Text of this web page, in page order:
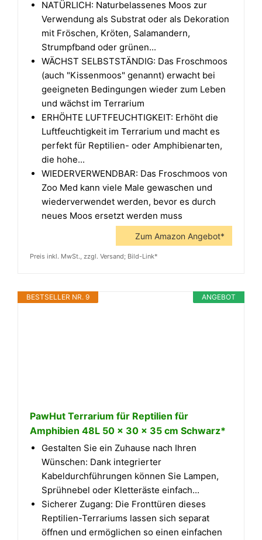
NATÜRLICH: Naturbelassenes Moos zur
Verwendung als Substrat oder als Dekoration
mit Fröschen, Kröten, Salamandern,
Strumpfband oder grünen...
WÄCHST SELBSTSTÄNDIG: Das Froschmoos
(auch "Kissenmoos" genannt) erwacht bei
geeigneten Bedingungen wieder zum Leben
und wächst im Terrarium
ERHÖHTE LUFTFEUCHTIGKEIT: Erhöht die
Luftfeuchtigkeit im Terrarium und macht es
perfekt für Reptilien- oder Amphibienarten,
die hohe...
WIEDERVERWENDBAR: Das Froschmoos von
Zoo Med kann viele Male gewaschen und
wiederverwendet werden, bevor es durch
neues Moos ersetzt werden muss
Zum Amazon Angebot*
Preis inkl. MwSt., zzgl. Versand; Bild-Link*
ANGEBOT
BESTSELLER NR. 9
PawHut Terrarium für Reptilien für
Amphibien 48L 50 x 30 x 35 cm Schwarz*
Gestalten Sie ein Zuhause nach Ihren
Wünschen: Dank integrierter
Kabeldurchführungen können Sie Lampen,
Sprühnebel oder Kletteräste einfach...
Sicherer Zugang: Die Fronttüren dieses
Reptilien-Terrariums lassen sich separat
öffnen und ermöglichen so einen einfachen